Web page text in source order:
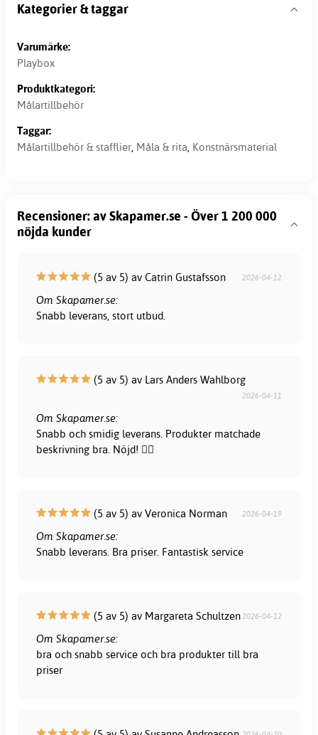
Kategorier & taggar
Varumärke:
Playbox
Produktkategori:
Målartillbehör
Taggar:
Målartillbehör & stafflier, Måla & rita, Konstnärsmaterial
Recensioner: av Skapamer.se - Över 1 200 000
nöjda kunder
(5 av 5) av Catrin Gustafsson 2026-04-12
Om Skapamer.se:
Snabb leverans, stort utbud.
(5 av 5) av Lars Anders Wahlborg
2026-04-11
Om Skapamer.se:
Snabb och smidig leverans. Produkter matchade
beskrivning bra. Nöjd! 👍🏻
(5 av 5) av Veronica Norman 2026-04-19
Om Skapamer.se:
Snabb leverans. Bra priser. Fantastisk service
(5 av 5) av Margareta Schultzen2026-04-12
Om Skapamer.se:
bra och snabb service och bra produkter till bra
priser